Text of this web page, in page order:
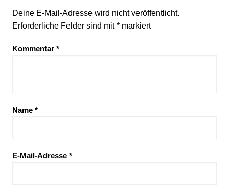
Deine E-Mail-Adresse wird nicht veröffentlicht.
Erforderliche Felder sind mit*markiert
Kommentar *
Name *
E-Mail-Adresse *